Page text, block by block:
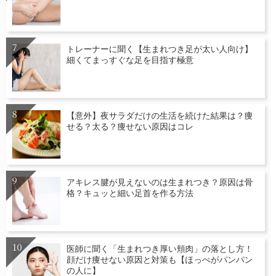
トレーナーに聞く【生まれつき足が太い人向け】
細くてまっすぐな足を目指す極意
【意外】夜サラダだけの生活を続けた結果は？痩
せる？太る？痩せない原因はコレ
アキレス腱が見えないのは生まれつき？原因は骨
格？キュッと細い足首を作る方法
医師に聞く「生まれつき厚い頬肉」の落とし方！
顔だけ痩せない原因と対策も【ほっぺがパンパン
の人に】